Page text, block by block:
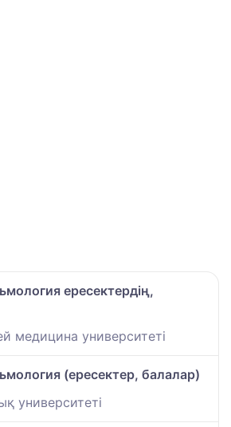
ересектердің,
медицина университеті
(ересектер, балалар)
университеті